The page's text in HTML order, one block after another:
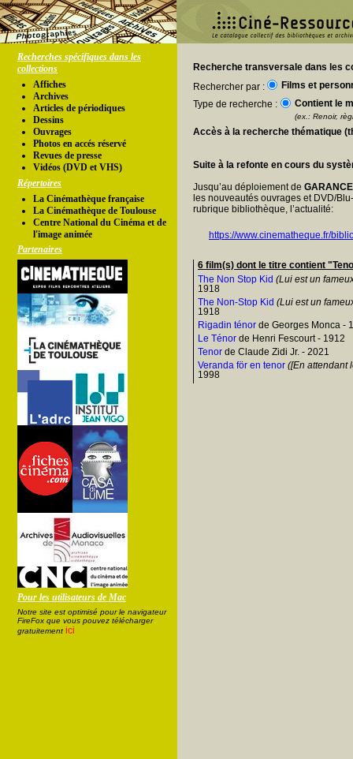
Recherches spécifiques dans les
collections
Affiches
Archives
Articles de périodiques
Dessins
Ouvrages
Photos en accés réservé
Revues de presse
Vidéos (DVD et VHS)
Répertoires
La Cinémathèque française
La Cinémathèque de Toulouse
Centre National du Cinéma et de
l'image animée
Partenaires
Pour les utilisateurs de Mac
Notre site est optimisé pour le navigateur
FireFox que vous pouvez télécharger
gratuitement ici
Recherche transversale dans les
Rechercher par :
Films et
Type de recherche :
Contient le
(ex.: Renoir,
Accès à la recherche thématique
Suite à la refonte en cours du
Jusqu’au déploiement de
les nouveautés ouvrages et DVD/
rubrique bibliothèque, l’actualité:
https://www.cinematheque.fr/
6 film(s) dont le titre contient
The Non Stop Kid (Lui est un
1918
The Non-Stop Kid (Lui est un
1918
Rigadin ténor de Georges Monca -
Le Ténor de Henri Fescourt - 1912
Tenor de Claude Zidi Jr. - 2021
Veranda för en tenor ([En attendant
1998